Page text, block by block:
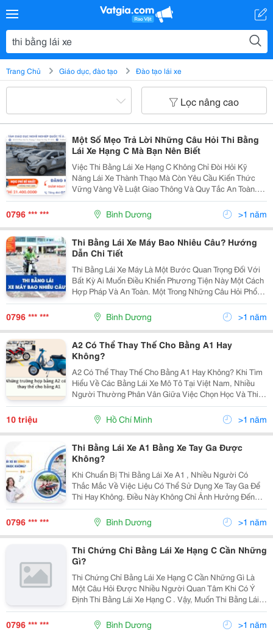
Trang Chủ Giáo dục, đào tạo Đào tạo lái xe
Lọc nâng cao
Một Số Mẹo Trả Lời Những Câu Hỏi Thi Bằng
Lái Xe Hạng C Mà Bạn Nên Biết
Việc Thi Bằng Lái Xe Hạng C Không Chỉ Đòi Hỏi Kỹ
Năng Lái Xe Thành Thạo Mà Còn Yêu Cầu Kiến Thức
Vững Vàng Về Luật Giao Thông Và Quy Tắc An Toàn.
Để Giúp Bạn Tự Tin Hơn Trong Kỳ Thi, Chúng Tôi Đã
Tổng Hợp Một Số Mẹo Trả Lời Các Câu Hỏi Thi Bằng
0796 *** *** Bình Dương >1 năm
Thi Bằng Lái Xe Máy Bao Nhiêu Câu? Hướng
Dẫn Chi Tiết
Thi Bằng Lái Xe Máy Là Một Bước Quan Trọng Đối Với
Bất Kỳ Ai Muốn Điều Khiển Phương Tiện Này Một Cách
Hợp Pháp Và An Toàn. Một Trong Những Câu Hỏi Phổ
Biến Nhất Mà Nhiều Người Thắc Mắc Là &Ldquo;Thi
Bằng Lái Xe Máy Bao Nhiêu Câu?&Rdquo; Hiểu Rõ Số...
0796 *** *** Bình Dương >1 năm
A2 Có Thể Thay Thế Cho Bằng A1 Hay
Không?
A2 Có Thể Thay Thế Cho Bằng A1 Hay Không? Khi Tìm
Hiểu Về Các Bằng Lái Xe Mô Tô Tại Việt Nam, Nhiều
Người Thường Phân Vân Giữa Việc Chọn Học Và Thi
Bằng Lái Xe A1 Hay A2. Vậy Liệu Bằng Lái Xe A2 Có
Thể Thay Thế Cho Bằng A1 Không? Bằng A2 Hoàn...
10 triệu Hồ Chí Minh >1 năm
Thi Bằng Lái Xe A1 Bằng Xe Tay Ga Được
Không?
Khi Chuẩn Bị Thi Bằng Lái Xe A1 , Nhiều Người Có
Thắc Mắc Về Việc Liệu Có Thể Sử Dụng Xe Tay Ga Để
Thi Hay Không. Điều Này Không Chỉ Ảnh Hưởng Đến
Sự Chuẩn Bị Của Các Thí Sinh Mà Còn Liên Quan Đến
Việc Đáp Ứng Các Yêu Cầu Cụ Thể Của Cơ Quan
Chức...
0796 *** *** Bình Dương >1 năm
Thi Chứng Chỉ Bằng Lái Xe Hạng C Cần Những
Gì?
Thi Chứng Chỉ Bằng Lái Xe Hạng C Cần Những Gì Là
Một Câu Hỏi Được Nhiều Người Quan Tâm Khi Có Ý
Định Thi Bằng Lái Xe Hạng C . Vậy, Muốn Thi Bằng Lái
Xe Hạng C Cần Chuẩn Bị Những Gì? Thế Nào Là Bằng
Lái Xe Hạng C? Giới Thiệu Về Bằng Lái Xe Hạng...
0796 *** *** Bình Dương >1 năm